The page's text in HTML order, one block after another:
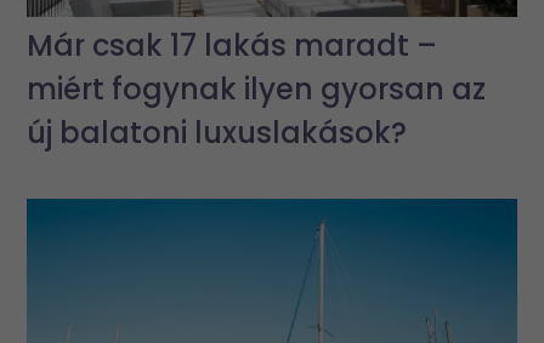
Már csak 17 lakás maradt –
miért fogynak ilyen gyorsan az
új balatoni luxuslakások?